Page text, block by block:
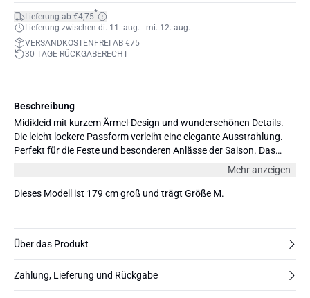
Lieferung ab €4,75*
Lieferung zwischen di. 11. aug. - mi. 12. aug.
VERSANDKOSTENFREI AB €75
30 TAGE RÜCKGABERECHT
Beschreibung
Midikleid mit kurzem Ärmel-Design und wunderschönen Details.
Die leicht lockere Passform verleiht eine elegante Ausstrahlung.
Perfekt für die Feste und besonderen Anlässe der Saison. Das
Mehr anzeigen
Dieses Modell ist 179 cm groß und trägt Größe M.
Über das Produkt
Zahlung, Lieferung und Rückgabe